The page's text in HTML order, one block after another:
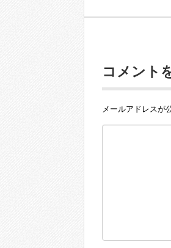
コメント
メールアドレスが